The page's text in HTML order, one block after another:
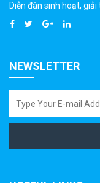
Diễn đàn sinh hoạt, giải
NEWSLETTER